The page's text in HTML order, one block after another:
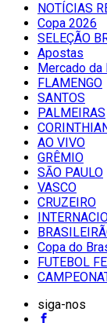
NOTÍCIAS
Copa 2026
SELEÇÃO
Apostas
Mercado da
FLAMENGO
SANTOS
PALMEIRAS
AO VIVO
GRÊMIO
SĀO PAULO
VASCO
CRUZEIRO
Copa do
FUTEBOL
siga-nos